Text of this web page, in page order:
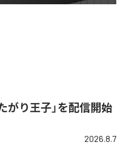
がり王子」を配信開始
2026.8.7